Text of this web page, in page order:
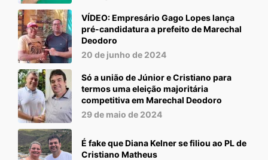
VÍDEO: Empresário Gago Lopes lança
pré-candidatura a prefeito de Marechal
Deodoro
20 de junho de 2024
Só a união de Júnior e Cristiano para
termos uma eleição majoritária
competitiva em Marechal Deodoro
29 de maio de 2024
É fake que Diana Kelner se filiou ao PL de
Cristiano Matheus